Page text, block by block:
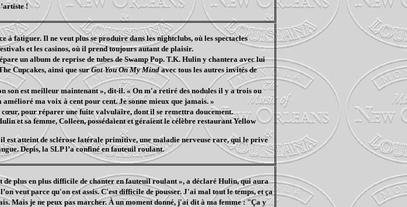
!
à fatiguer. Il ne veut plus se produire dans les nightclubs, où les spectacles
et les casinos, où il prend toujours autant de plaisir.
un album de reprise de tubes de Swamp Pop. T.K. Hulin y chantera avec lui
Cupcakes, ainsi que surGot You On My Mindavec tous les autres invités de
son est meilleur maintenant », dit-il. « On m'a retiré des nodules il y a trois ou
ma voix à cent pour cent. Je sonne mieux que jamais. »
pour réparer une fuite valvulaire, dont il se remettra doucement.
et sa femme, Colleen, possédaient et géraient le célèbre restaurant Yellow
est atteint de sclérose latérale primitive, une maladie nerveuse rare, qui le prive
Depis, la SLP l’a confiné en fauteuil roulant.
plus en plus difficile de chanter en fauteuil roulant », a déclaré Hulin, qui aura
veut parce qu'on est assis. C'est difficile de pousser. J'ai mal tout le temps, et ça
Mais je ne peux pas marcher. À un moment donné, j'ai dit à ma femme : "Ça y